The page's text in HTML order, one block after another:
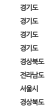
경기도
경기도
경기도
경기도
경상북도
전라남도
서울시
경상북도